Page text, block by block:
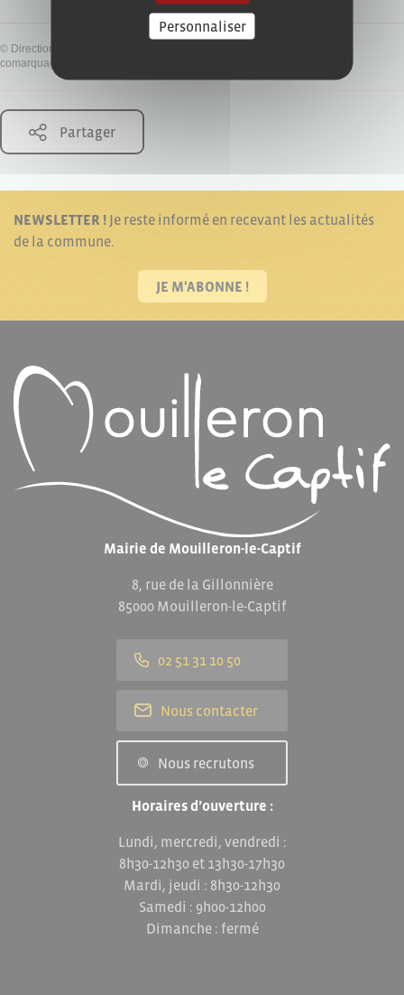
© Direction de l'information légale et administrative
comarquage developpé par
Partager
NEWSLETTER ! Je reste informé en recevant les actualités
de la commune.
JE M'ABONNE !
Mairie de Mouilleron-le-Captif
8, rue de la Gillonnière
85000 Mouilleron-le-Captif
02 51 31 10 50
Nous contacter
Nous recrutons
Horaires d’ouverture :
Lundi, mercredi, vendredi :
8h30-12h30 et 13h30-17h30
Mardi, jeudi : 8h30-12h30
Samedi : 9h00-12h00
Dimanche : fermé
Personnaliser